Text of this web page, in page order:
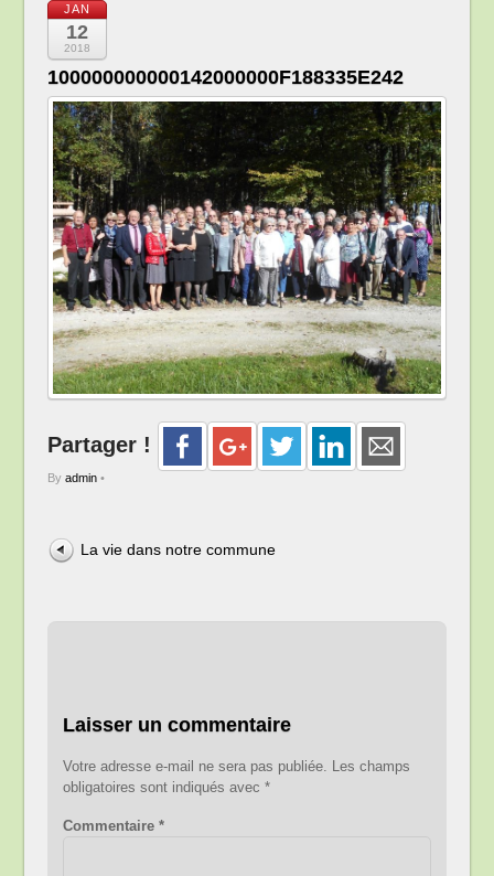
JAN
12
2018
100000000000142000000F188335E242
Partager !
By admin•
La vie dans notre commune
Laisser un commentaire
Votre adresse e-mail ne sera pas publiée. Les champs
obligatoires sont indiqués avec*
Commentaire*